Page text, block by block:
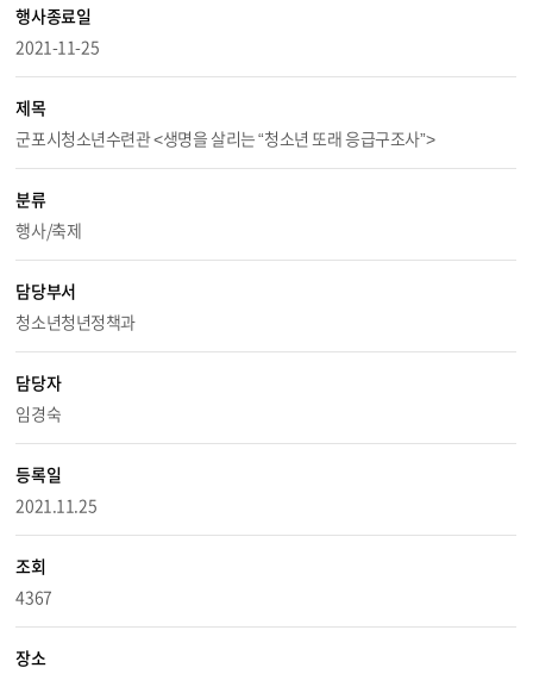
행사종료일
2021-11-25
제목
군포시청소년수련관 <생명을 살리는 “청소년 또래 응급구조사”>
분류
행사/축제
담당부서
청소년청년정책과
담당자
임경숙
등록일
2021.11.25
조회
4367
장소